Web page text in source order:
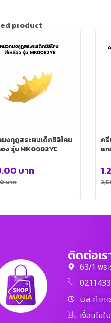
product
งกุฎสระผมเด็กซิลิโคน
ง รุ่น MK0082YE
บาท
บาท
ค
แถ
ติดต่อเร
63/1 พร
เวลาทำก
เงื่อนไข